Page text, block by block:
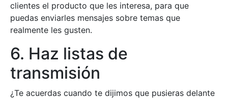
clientes el producto que les interesa, para que
puedas enviarles mensajes sobre temas que
realmente les gusten.
6. Haz listas de
transmisión
¿Te acuerdas cuando te dijimos que pusieras delante